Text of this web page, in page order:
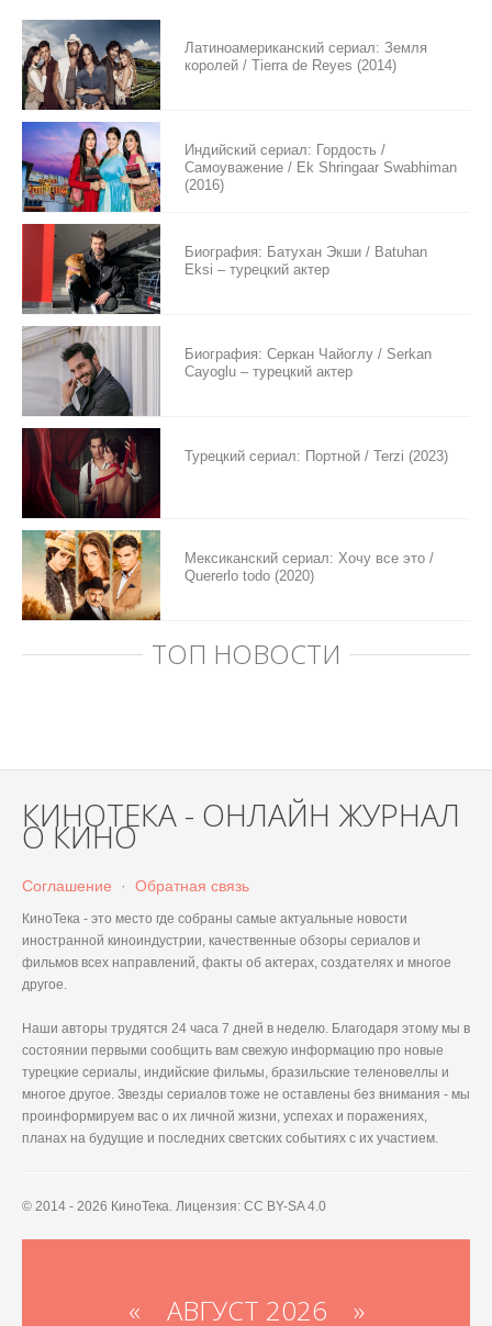
Латиноамериканский сериал: Земля
королей / Tierra de Reyes (2014)
Индийский сериал: Гордость /
Самоуважение / Ek Shringaar Swabhiman
(2016)
Биография: Батухан Экши / Batuhan
Eksi – турецкий актер
Биография: Серкан Чайоглу / Serkan
Cayoglu – турецкий актер
Турецкий сериал: Портной / Terzi (2023)
Мексиканский сериал: Хочу все это /
Quererlo todo (2020)
ТОП НОВОСТИ
КИНОТЕКА - ОНЛАЙН ЖУРНАЛ
О КИНО
Соглашение · Обратная связь
КиноТека - это место где собраны самые актуальные новости
иностранной киноиндустрии, качественные обзоры сериалов и
фильмов всех направлений, факты об актерах, создателях и многое
другое.
Наши авторы трудятся 24 часа 7 дней в неделю. Благодаря этому мы в
состоянии первыми сообщить вам свежую информацию про новые
турецкие сериалы, индийские фильмы, бразильские теленовеллы и
многое другое. Звезды сериалов тоже не оставлены без внимания - мы
проинформируем вас о их личной жизни, успехах и поражениях,
планах на будущие и последних светских событиях с их участием.
© 2014 - 2026 КиноТека. Лицензия: CC BY-SA 4.0
« АВГУСТ 2026 »